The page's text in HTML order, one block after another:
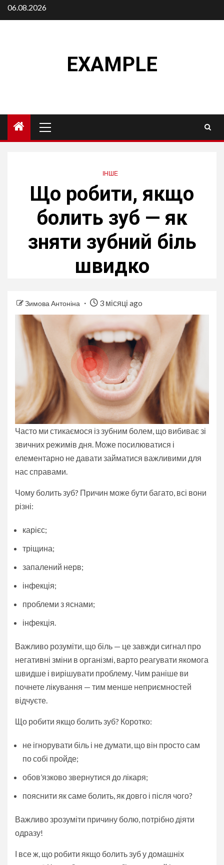
Skip
to
06.08.2026
EXAMPLE
Menu
ІНШЕ
Що робити, якщо
болить зуб — як
зняти зубний біль
швидко
Зимова Антоніна 3 місяці ago
Часто ми стикаємося із зубним болем, що вибиває зі
звичних режимів дня. Може посилюватися і
елементарно не давати займатися важливими для
нас справами.
Чому болить зуб? Причин може бути багато, всі вони
різні:
карієс;
тріщина;
запалений нерв;
інфекція;
проблеми з яснами;
інфекція.
Важливо розуміти, що біль — це завжди сигнал про
негативні зміни в організмі, варто реагувати якомога
швидше і вирішувати проблему. Чим раніше ви
почнете лікування — тим менше неприємностей
відчуєте.
Що робити якщо болить зуб? Коротко:
не ігнорувати біль і не думати, що він просто сам
по собі пройде;
обов’язково звернутися до лікаря;
пояснити як саме болить, як довго і після чого?
Важливо зрозуміти причину болю, потрібно діяти
одразу!
І все ж, що робити якщо болить зуб у домашніх